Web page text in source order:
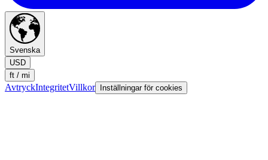
Svenska
USD
ft / mi
AvtryckIntegritetVillkor Inställningar för cookies